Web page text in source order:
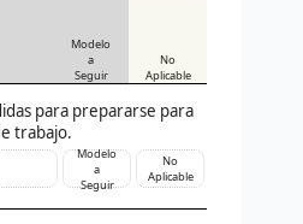
Modelo
a
Seguir
No
Aplicable
para prepararse para
trabajo.
Modelo
a
Seguir
No
Aplicable